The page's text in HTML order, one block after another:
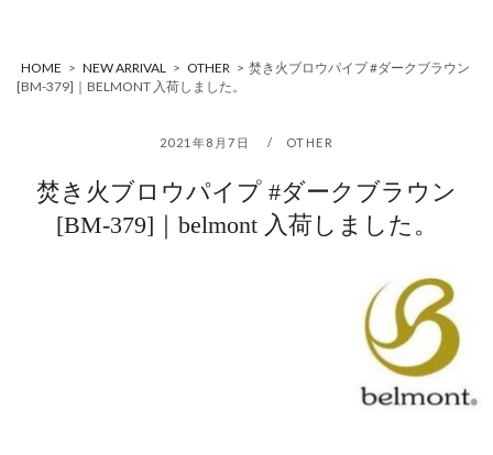
HOME > NEW ARRIVAL > OTHER > 焚き火ブロウパイプ #ダークブラウン
[BM-379]｜BELMONT 入荷しました。
2021年8月7日 OTHER
焚き火ブロウパイプ #ダークブラウン
[BM-379]｜belmont 入荷しました。